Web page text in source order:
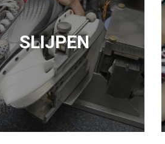
SLIJPEN